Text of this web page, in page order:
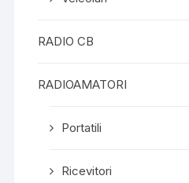
RADIO CB
RADIOAMATORI
Portatili
Ricevitori